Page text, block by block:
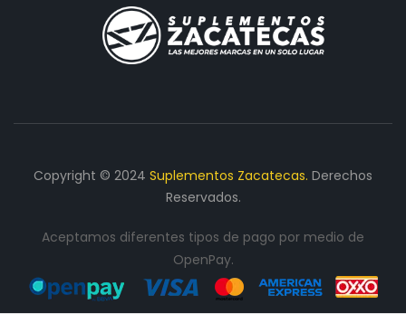
Copyright © 2024 Suplementos Zacatecas. Derechos
Reservados.
Aceptamos diferentes tipos de pago por medio de
OpenPay.